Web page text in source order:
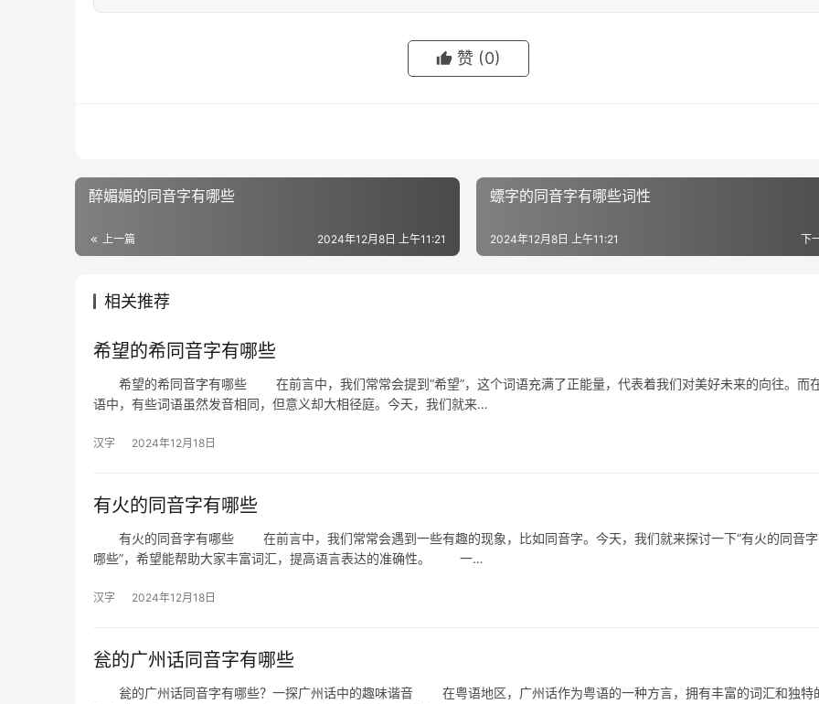
赞 (0)
醉媚媚的同音字有哪些
上一篇 2024年12月8日 上午11:21
螵字的同音字有哪些词性
下
2024年12月8日 上午11:21
相关推荐
希望的希同音字有哪些
希望的希同音字有哪些 在前言中，我们常常会提到“希望”，这个词语充满了正能量，代表着我们对美好未来的向往。而
语中，有些词语虽然发音相同，但意义却大相径庭。今天，我们就来…
汉字 2024年12月18日
有火的同音字有哪些
有火的同音字有哪些 在前言中，我们常常会遇到一些有趣的现象，比如同音字。今天，我们就来探讨一下“有火的同音
哪些”，希望能帮助大家丰富词汇，提高语言表达的准确性。 一…
汉字 2024年12月18日
瓮的广州话同音字有哪些
瓮的广州话同音字有哪些？一探广州话中的趣味谐音 在粤语地区，广州话作为粤语的一种方言，拥有丰富的词汇和独特